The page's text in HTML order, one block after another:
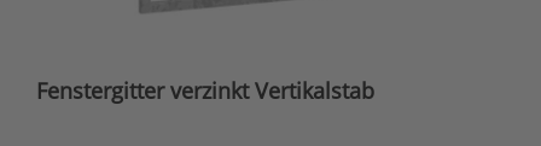
Fenstergitter verzinkt Vertikalstab